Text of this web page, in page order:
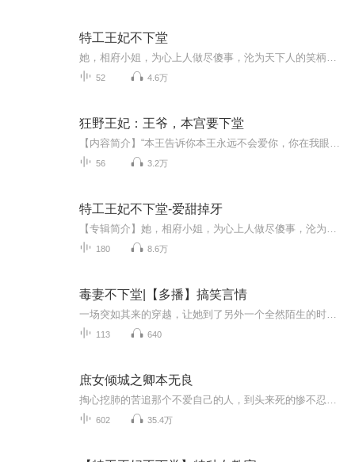
特工王妃不下堂
52 4.6万
狂野王妃：王爷，本宫要下堂
56 3.2万
特工王妃不下堂-爱甜掉牙
180 8.6万
毒妻不下堂|【多播】搞笑言情
113 640
庶女倾城之卿本无良
602 35.4万